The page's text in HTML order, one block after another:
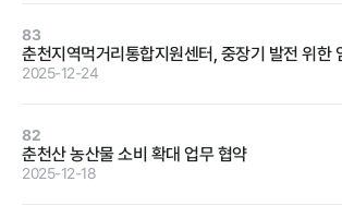
농가소식
공지사항 안전성관리
83
춘천지역먹거리통합지원센터, 중장기 발전 위한
2025-12-24
82
춘천산 농산물 소비 확대 업무 협약
2025-12-18